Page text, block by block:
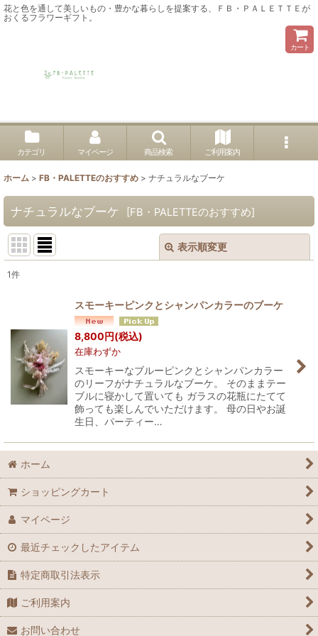
花と色を通して美しいもの・豊かな暮らしを提案する、ＦＢ・ＰＡＬＥＴＴＥが
おくるフラワーギフト。
カート
カテゴリ マイページ 商品検索 ご利用案内
ホーム > FB・PALETTEのおすすめ > ナチュラルなブーケ
ナチュラルなブーケ [FB・PALETTEのおすすめ]
表示順変更
並び順:
絞り込む
1件
スモーキーピンクとシャンパンカラーのブーケ
8,800円(税込)
在庫わずか
スモーキーなブルーピンクとシャンパンカラー
のリーフがナチュラルなブーケ。 そのままテー
ブルに寝かして置いても ガラスの花瓶にたてて
飾っても楽しんでいただけます。 母の日やお誕
生日、パーティー…
ホーム
ショッピングカート
マイページ
最近チェックしたアイテム
特定商取引法表示
ご利用案内
お問い合わせ